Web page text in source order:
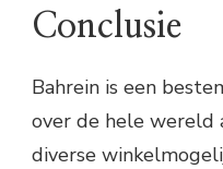
Conclusie
Bahrein is een
over de hele wereld
diverse